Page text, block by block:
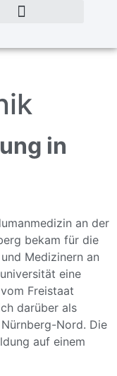
in
an der
bekam für die
Medizinern an
eine
Freistaat
darüber als
Nord. Die
auf einem